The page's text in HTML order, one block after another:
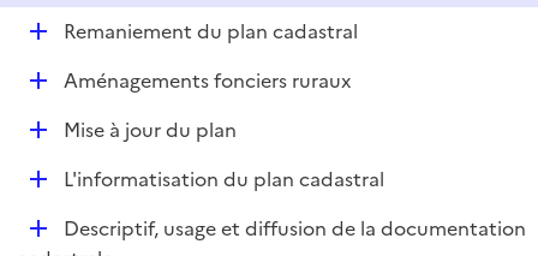
D
p
Remaniement du plan cadastral
DAménagements fonciers ruraux
DMise à jour du plan
DL'informatisation du plan cadastral
DDescriptif, usage et diffusion de la documentation